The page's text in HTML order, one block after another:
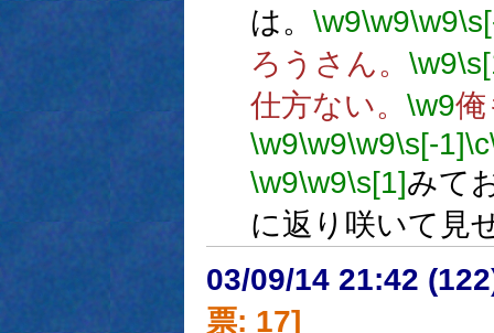
は。 \w9\w9\w9
ろうさん。 \w9
仕方ない。 \w9俺
\w9\w9\w9\s[-1]\c
\w9\w9\s[1]みて
に返り咲いて見
03/09/14 21:42
票: 17]